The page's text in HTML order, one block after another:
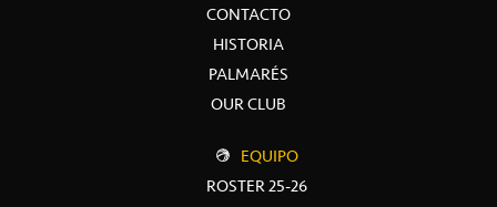
CONTACTO
HISTORIA
PALMARÉS
OUR CLUB
EQUIPO
ROSTER 25-26